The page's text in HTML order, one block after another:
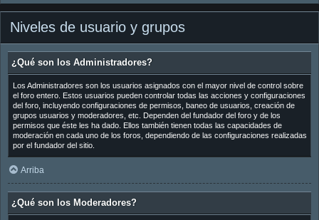
Niveles de usuario y grupos
¿Qué son los Administradores?
Los Administradores son los usuarios asignados con el mayor nivel de control sobre
el foro entero. Estos usuarios pueden controlar todas las acciones y configuraciones
del foro, incluyendo configuraciones de permisos, baneo de usuarios, creación de
grupos usuarios y moderadores, etc. Dependen del fundador del foro y de los
permisos que éste les ha dado. Ellos también tienen todas las capacidades de
moderación en cada uno de los foros, dependiendo de las configuraciones realizadas
por el fundador del sitio.
Arriba
¿Qué son los Moderadores?